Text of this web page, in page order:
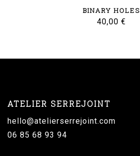
BINARY HOLES
40,00 €
ATELIER SERREJOINT
hello@atelierserrejoint.com
06 85 68 93 94